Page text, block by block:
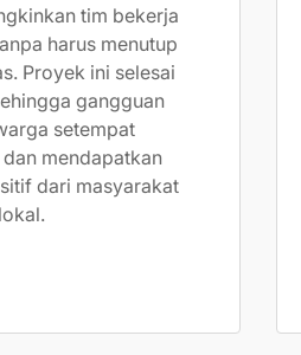
tim bekerja
harus menutup
Proyek ini selesai
gangguan
setempat
mendapatkan
dari masyarakat
lokal.